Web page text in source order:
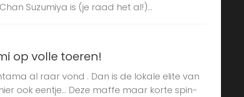
Suzumiya is (je raad het al!)...
op volle toeren!
al raar vond . Dan is de lokale elite van
ook eentje… Deze maffe maar korte spin-